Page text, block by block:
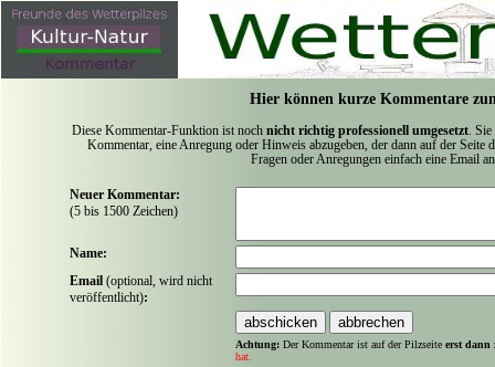
Hier können kurze Kommentare
Diese Kommentar-Funktion ist noch nicht richtig professionell umgesetzt .
Kommentar, eine Anregung oder Hinweis abzugeben, der dann auf der
Fragen oder Anregungen einfach eine Email
Neuer Kommentar:
(5 bis 1500 Zeichen)
Name:
Email (optional, wird nicht
veröffentlicht):
Achtung: Der Kommentar ist auf der Pilzseite erst dann
hat.